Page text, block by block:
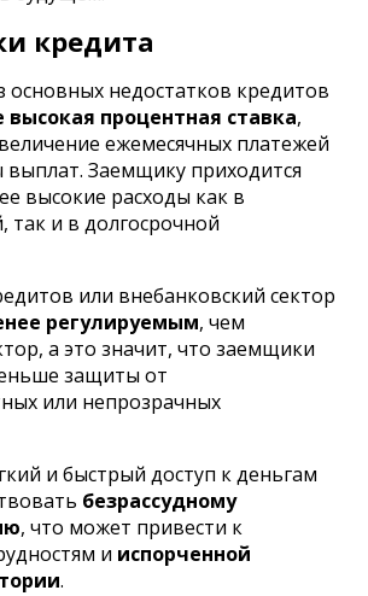
кредита
недостатков кредитов
высокая процентная ставка,
ежемесячных платежей
Заемщику приходится
высокие расходы как в
так и в долгосрочной
или внебанковский сектор
регулируемым, чем
а это значит, что заемщики
защиты от
или непрозрачных
и быстрый доступ к деньгам
безрассудному
, что может привести к
и испорченной
.